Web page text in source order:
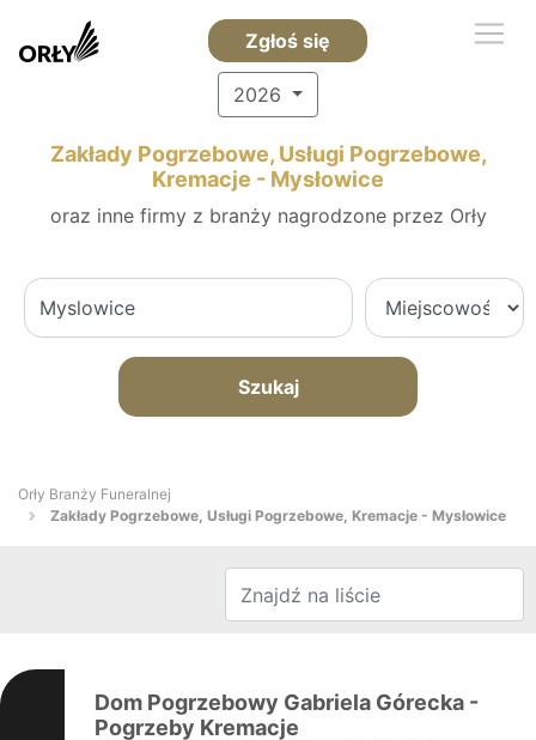
Zgłoś się
2026
Zakłady Pogrzebowe, Usługi Pogrzebowe,
Kremacje - Mysłowice
oraz inne firmy z branży nagrodzone przez Orły
Szukaj
Orły Branży Funeralnej
Zakłady Pogrzebowe, Usługi Pogrzebowe, Kremacje - Mysłowice
Dom Pogrzebowy Gabriela Górecka -
Pogrzeby Kremacje